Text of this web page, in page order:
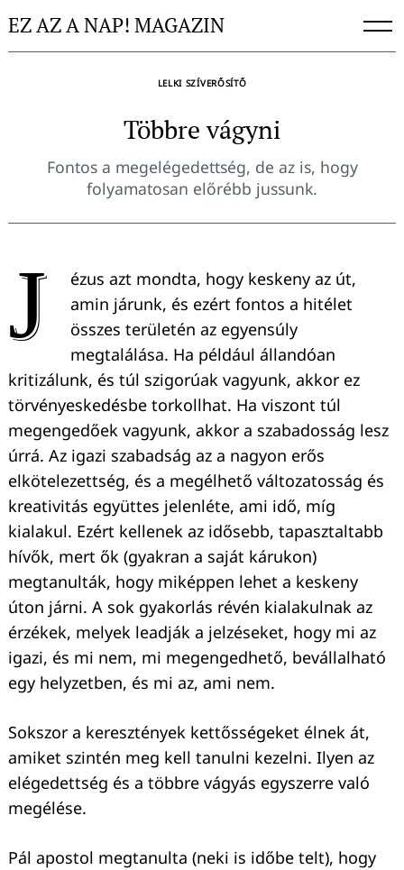
toEZ AZ A NAP! MAGAZIN
LELKI SZÍVERŐSÍTŐ
Többre vágyni
Fontos a megelégedettség, de az is, hogy
folyamatosan előrébb jussunk.
J
ézus azt mondta, hogy keskeny az út,
amin járunk, és ezért fontos a hitélet
összes területén az egyensúly
megtalálása. Ha például állandóan
kritizálunk, és túl szigorúak vagyunk, akkor ez
törvényeskedésbe torkollhat. Ha viszont túl
megengedőek vagyunk, akkor a szabadosság lesz
úrrá. Az igazi szabadság az a nagyon erős
elkötelezettség, és a megélhető változatosság és
kreativitás együttes jelenléte, ami idő, míg
kialakul. Ezért kellenek az idősebb, tapasztaltabb
hívők, mert ők (gyakran a saját kárukon)
megtanulták, hogy miképpen lehet a keskeny
úton járni. A sok gyakorlás révén kialakulnak az
érzékek, melyek leadják a jelzéseket, hogy mi az
igazi, és mi nem, mi megengedhető, bevállalható
egy helyzetben, és mi az, ami nem.
Sokszor a keresztények kettősségeket élnek át,
amiket szintén meg kell tanulni kezelni. Ilyen az
elégedettség és a többre vágyás egyszerre való
megélése.
Pál apostol megtanulta (neki is időbe telt), hogy